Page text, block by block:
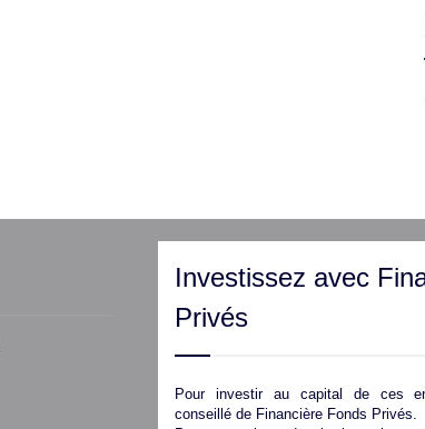
Investissez avec
Privés
Pour investir au capital de ces
conseillé de Financière Fonds Privés.